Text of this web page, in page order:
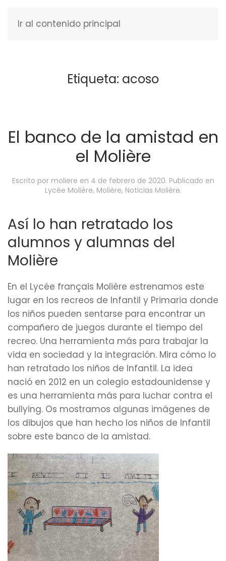
Ir al contenido principal
Etiqueta: acoso
El banco de la amistad en
el Molière
Escrito por moliere en 4 de febrero de 2020. Publicado en
Lycée Molière, Molière, Noticias Molière.
Así lo han retratado los
alumnos y alumnas del
Molière
En el Lycée français Molière estrenamos este
lugar en los recreos de Infantil y Primaria donde
los niños pueden sentarse para encontrar un
compañero de juegos durante el tiempo del
recreo. Una herramienta más para trabajar la
vida en sociedad y la integración. Mira cómo lo
han retratado los niños de Infantil. La idea
nació en 2012 en un colegio estadounidense y
es una herramienta más para luchar contra el
bullying. Os mostramos algunas imágenes de
los dibujos que han hecho los niños de Infantil
sobre este banco de la amistad.